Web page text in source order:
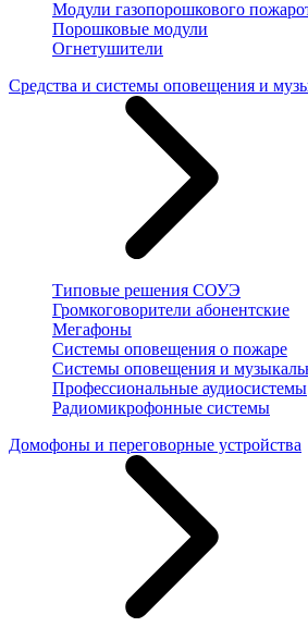
Модули газопорошкового
Порошковые модули
Огнетушители
Средства и системы оповещения и
Типовые решения СОУЭ
Громкоговорители абонентские
Мегафоны
Системы оповещения о пожаре
Системы оповещения и
Профессиональные аудиосистемы
Радиомикрофонные системы
Домофоны и переговорные устройства